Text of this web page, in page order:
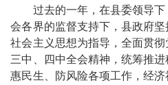
过去的一年，在县委领导下
会各界的监督支持下，县政府
社会主义思想为指导，全面贯彻
三中、四中全会精神，统筹推进
惠民生、防风险各项工作，经济